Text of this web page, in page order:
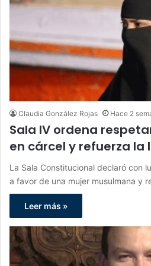
Claudia González Rojas Hace 2
Sala IV ordena
en cárcel y refuerza
La Sala Constitucional declaró con
a favor de una mujer musulmana y
Leer más »